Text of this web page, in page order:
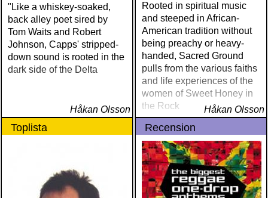
"Like a whiskey-soaked,
back alley poet sired by
Tom Waits and Robert
Johnson, Capps' stripped-
down sound is rooted in the
dark side of the Delta
Håkan Olsson
Rooted in spiritual music
and steeped in African-
American tradition without
being preachy or heavy-
handed, Sacred Ground
pulls from the various faiths
and life experiences of the
women of Sweet Honey in
the Rock
Håkan Olsson
Toplista Recension